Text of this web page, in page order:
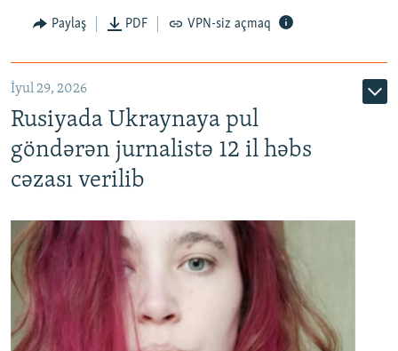
Paylaş PDF VPN-siz açmaq
İyul 29, 2026
Rusiyada Ukraynaya pul
göndərən jurnalistə 12 il həbs
cəzası verilib